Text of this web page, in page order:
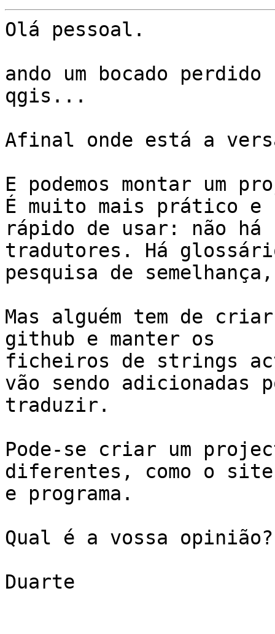
Olá pessoal.
ando um bocado
qgis...
Afinal onde está a
E podemos montar um
É muito mais prático e
rápido de usar: não há
tradutores. Há
pesquisa de
Mas alguém tem de
github e manter os
ficheiros de strings
vão sendo adicionadas
traduzir.
Pode-se criar um
diferentes, como o
e programa.
Qual é a vossa opinião?
Duarte